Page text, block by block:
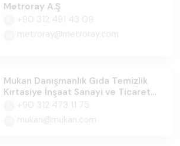
Metroray A.Ş
+90 312 491 43 09
metroray@metroray.com
Mukan Danışmanlık Gıda Temizlik
Kırtasiye İnşaat Sanayi ve Ticaret
Ltd.Şti
+90 312 473 11 75
mukan@mukan.com